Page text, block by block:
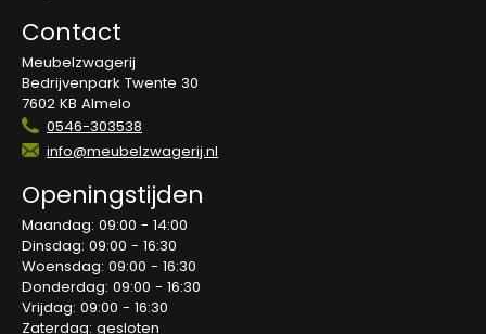
Contact
Meubelzwagerij
Bedrijvenpark Twente 30
7602 KB Almelo
0546-303538
info@meubelzwagerij.nl
Openingstijden
Maandag: 09:00 - 14:00
Dinsdag: 09:00 - 16:30
Woensdag: 09:00 - 16:30
Donderdag: 09:00 - 16:30
Vrijdag: 09:00 - 16:30
Zaterdag: gesloten